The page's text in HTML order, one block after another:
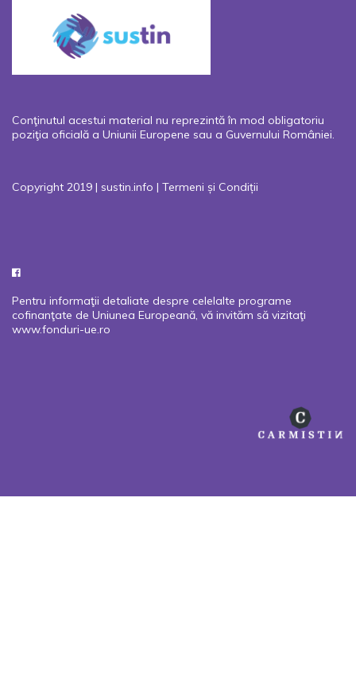
Conţinutul acestui material nu reprezintă în mod obligatoriu
poziţia oficială a Uniunii Europene sau a Guvernului României.
Copyright 2019 | sustin.info | Termeni și Condiții
Pentru informaţii detaliate despre celelalte programe
cofinanţate de Uniunea Europeană, vă invităm să vizitaţi
www.fonduri-ue.ro